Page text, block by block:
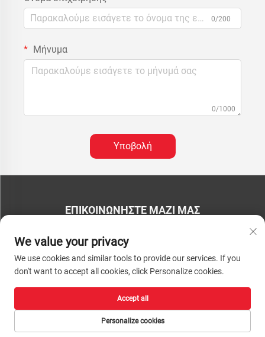
0/200
Μήνυμα
0/1000
Υποβολή
ΕΠΙΚΟΙΝΩΝΉΣΤΕ ΜΑΖΊ ΜΑΣ
Τηλ.: +86-13793890209
Ταχυδρομείο:[email protected]
Πνευματικά Δικαιώματα © 2026 Shandong Huacheng High-Tech Material
απορρήτου
We value your privacy
We use cookies and similar tools to provide our services. If you
don't want to accept all cookies, click Personalize cookies.
Personalize cookies
Accept all